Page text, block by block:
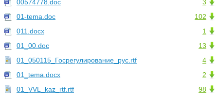
3
00574778.doc
102
01-tema.doc
1
011.docx
13
01_00.doc
4
01_050115_Госрегулирование_рус.rtf
2
01_tema.docx
98
01_VVL_kaz_rtf.rtf